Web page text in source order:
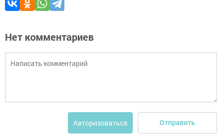
Нет комментариев
Авторизоваться Отправить